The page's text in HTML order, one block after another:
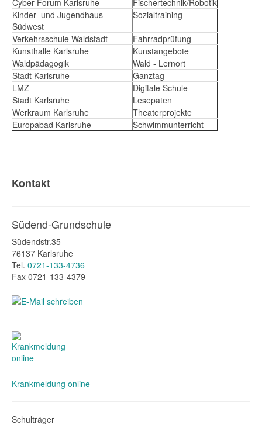
Cyber Forum Karlsruhe
Fischertechnik/Robotik
Kinder- und Jugendhaus
Südwest
Sozialtraining
Verkehrsschule Waldstadt
Fahrradprüfung
Kunsthalle Karlsruhe
Kunstangebote
Waldpädagogik
Wald - Lernort
Stadt Karlsruhe
Ganztag
LMZ
Digitale Schule
Stadt Karlsruhe
Lesepaten
Werkraum Karlsruhe
Theaterprojekte
Europabad Karlsruhe
Schwimmunterricht
Kontakt
Südend-Grundschule
Südendstr.35
76137 Karlsruhe
Tel. 0721-133-4736
Fax 0721-133-4379
Krankmeldung online
Schulträger